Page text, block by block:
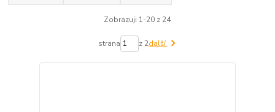
Zobrazuji 1-20 z 24
strana z 2další